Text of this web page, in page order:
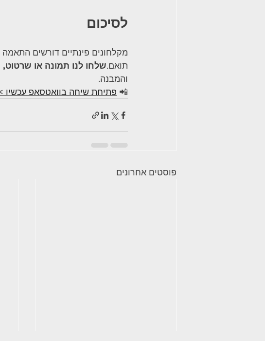
לסיכום
מקלחונים פינתיים דורשים התאמה
תואם.שלחו לנו תמונה או שרטוט,
והמבנה.
📲 פתיחת שיחה בוואטסאפ עכשיו
פוסטים אחרונים